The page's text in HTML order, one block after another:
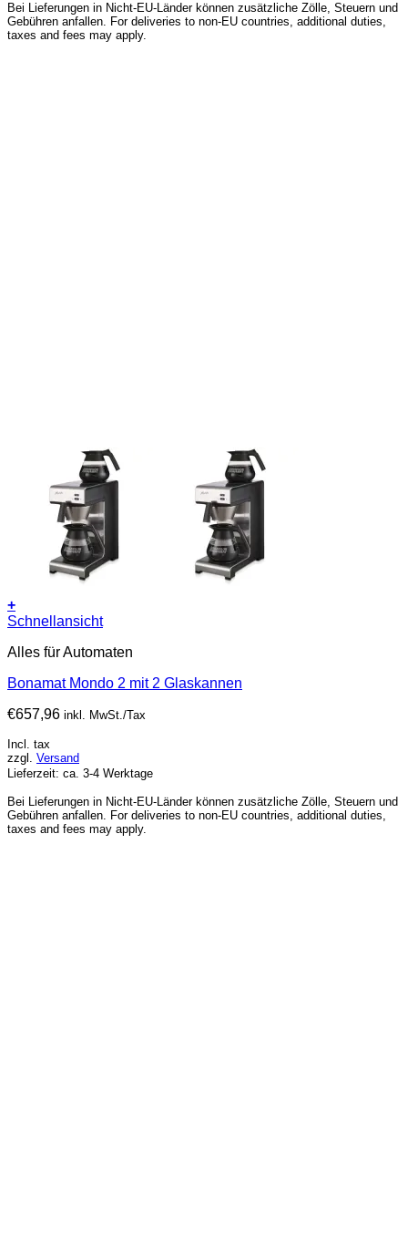
Bei Lieferungen in Nicht-EU-Länder können zusätzliche Zölle, Steuern und
Gebühren anfallen. For deliveries to non-EU countries, additional duties,
taxes and fees may apply.
+
Schnellansicht
Alles für Automaten
Bonamat Mondo 2 mit 2 Glaskannen
€657,96 inkl. MwSt./Tax
Incl. tax
zzgl. Versand
Lieferzeit: ca. 3-4 Werktage
Bei Lieferungen in Nicht-EU-Länder können zusätzliche Zölle, Steuern und
Gebühren anfallen. For deliveries to non-EU countries, additional duties,
taxes and fees may apply.